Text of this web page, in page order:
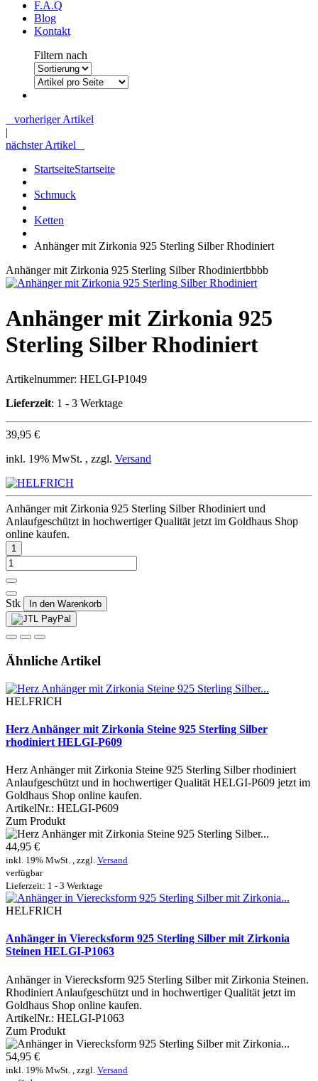
F.A.Q
Blog
Kontakt
Filtern nach
vorheriger Artikel
|
nächster Artikel
StartseiteStartseite
Schmuck
Ketten
Anhänger mit Zirkonia 925 Sterling Silber Rhodiniert
Anhänger mit Zirkonia 925 Sterling Silber Rhodiniertbbbb
Anhänger mit Zirkonia 925
Sterling Silber Rhodiniert
Artikelnummer: HELGI-P1049
Lieferzeit: 1 - 3 Werktage
39,95 €
inkl. 19% MwSt. , zzgl. Versand
Anhänger mit Zirkonia 925 Sterling Silber Rhodiniert und
Anlaufgeschützt in hochwertiger Qualität jetzt im Goldhaus Shop
online kaufen.
Stk In den Warenkorb
Ähnliche Artikel
HELFRICH
Herz Anhänger mit Zirkonia Steine 925 Sterling Silber
rhodiniert HELGI-P609
Herz Anhänger mit Zirkonia Steine 925 Sterling Silber rhodiniert
Anlaufgeschützt und in hochwertiger Qualität HELGI-P609 jetzt im
Goldhaus Shop online kaufen.
ArtikelNr.: HELGI-P609
Zum Produkt
44,95 €
inkl. 19% MwSt. , zzgl. Versand
verfügbar
Lieferzeit: 1 - 3 Werktage
HELFRICH
Anhänger in Vierecksform 925 Sterling Silber mit Zirkonia
Steinen HELGI-P1063
Anhänger in Vierecksform 925 Sterling Silber mit Zirkonia Steinen.
Rhodiniert Anlaufgeschützt und in hochwertiger Qualität jetzt im
Goldhaus Shop online kaufen.
ArtikelNr.: HELGI-P1063
Zum Produkt
54,95 €
inkl. 19% MwSt. , zzgl. Versand